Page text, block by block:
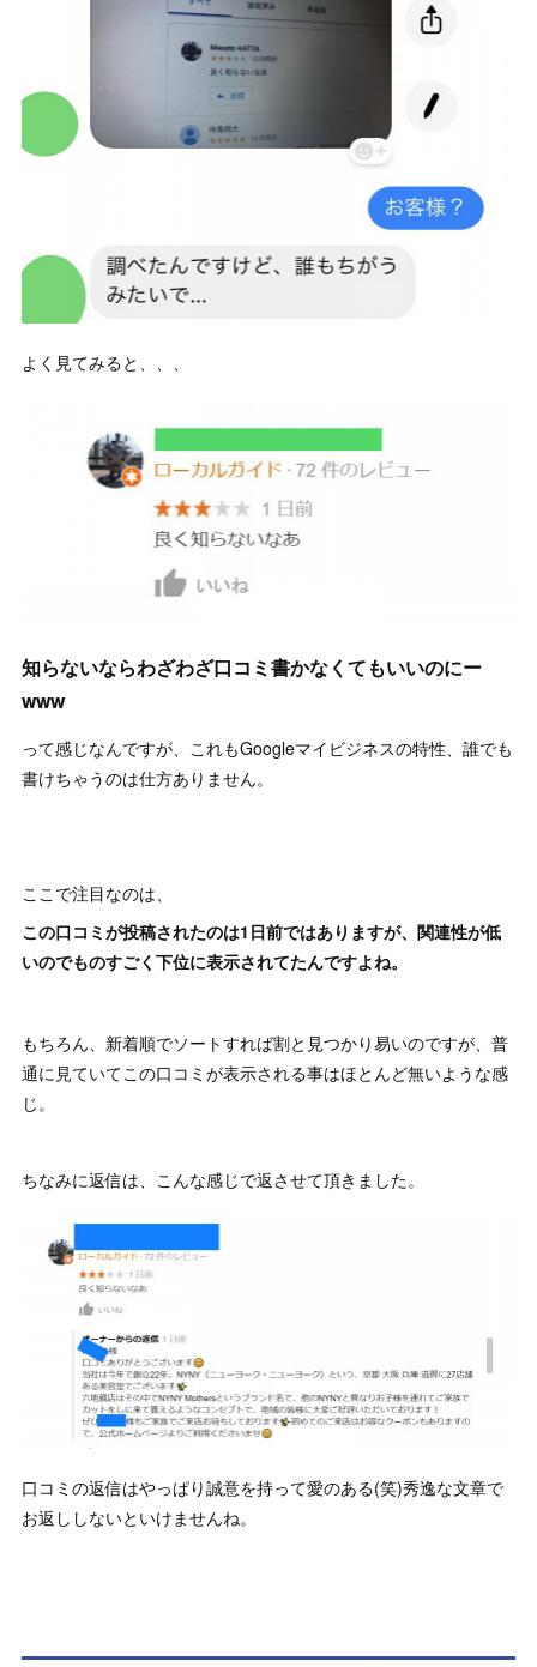
よく見てみると、、、
知らないならわざわざ口コミ書かなくてもいいのにー
www
って感じなんですが、これもGoogleマイビジネスの特性、誰でも
書けちゃうのは仕方ありません。
ここで注目なのは、
この口コミが投稿されたのは1日前ではありますが、関連性が低
いのでものすごく下位に表示されてたんですよね。
もちろん、新着順でソートすれば割と見つかり易いのですが、普
通に見ていてこの口コミが表示される事はほとんど無いような感
じ。
ちなみに返信は、こんな感じで返させて頂きました。
口コミの返信はやっぱり誠意を持って愛のある(笑)秀逸な文章で
お返ししないといけませんね。